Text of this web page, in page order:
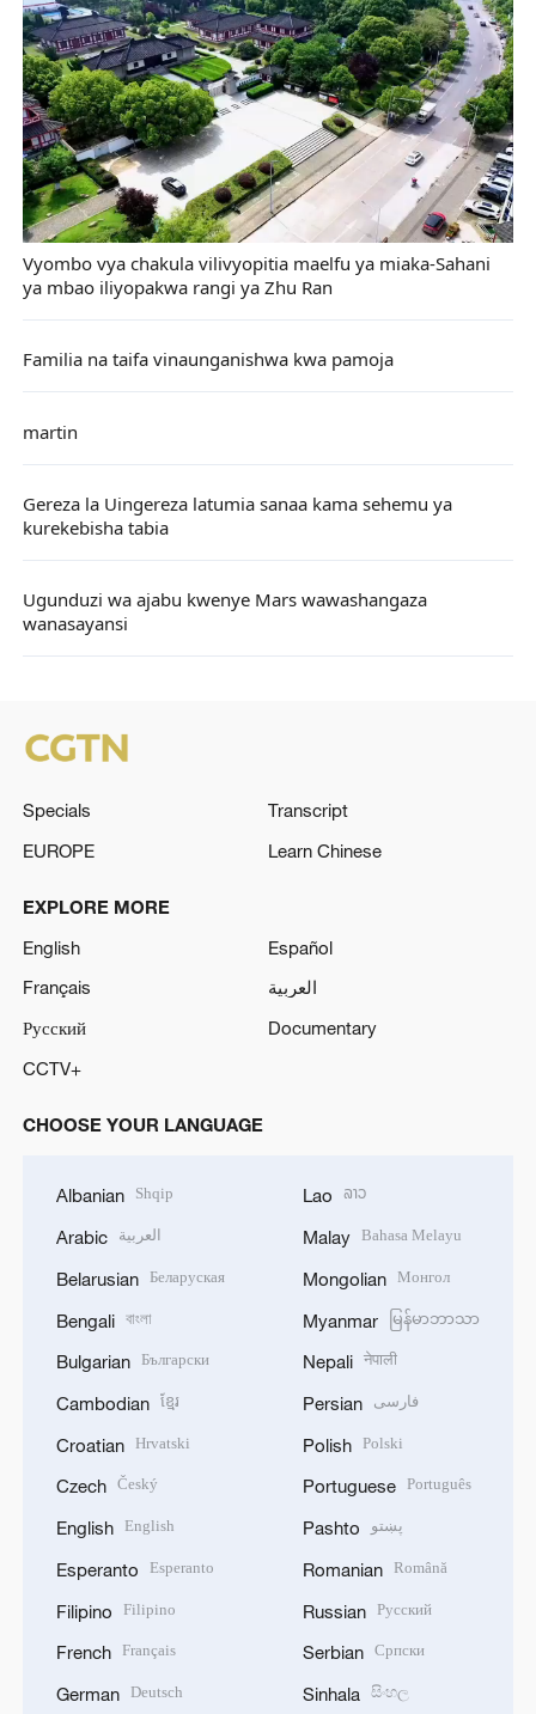
Vyombo vya chakula vilivyopitia maelfu ya miaka-Sahani
ya mbao iliyopakwa rangi ya Zhu Ran
Familia na taifa vinaunganishwa kwa pamoja
martin
Gereza la Uingereza latumia sanaa kama sehemu ya
kurekebisha tabia
Ugunduzi wa ajabu kwenye Mars wawashangaza
wanasayansi
Specials
Transcript
EUROPE
Learn Chinese
EXPLORE MORE
English
Español
Français
العربية
Русский
Documentary
CCTV+
CHOOSE YOUR LANGUAGE
Albanian Shqip
Arabic العربية
Belarusian Беларуская
Bengali বাংলা
Bulgarian Български
Cambodian ខ្មែរ
Croatian Hrvatski
Czech Český
English English
Esperanto Esperanto
Filipino Filipino
French Français
German Deutsch
Lao ລາວ
Malay Bahasa Melayu
Mongolian Монгол
Myanmar မြန်မာဘာသာ
Nepali नेपाली
Persian فارسی
Polish Polski
Portuguese Português
Pashto پښتو
Romanian Română
Russian Русский
Serbian Српски
Sinhala සිංහල